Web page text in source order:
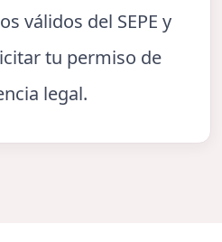
válidos del SEPE y
tu permiso de
legal.